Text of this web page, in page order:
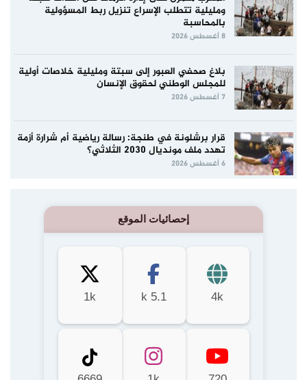
ومليلية تتطلب الإسراع تنزيل ربط المسؤولية
بالمحاسبة
8 أغسطس 2026
بلاغ صحفي العبور إلى سبتة ومليلية خلاصات أولية
للمجلس الوطني لحقوق الإنسان
7 أغسطس 2026
قرار برشلونة في طنجة: رسالة رياضية أم شرارة أزمة
تهدد ملف مونديال 2030 الثلاثي؟
6 أغسطس 2026
إحصائيات الموقع
4k
5.1 k
1k